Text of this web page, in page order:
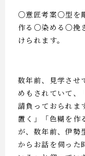
○意匠考案○型を
作る○染める○挽
けられます。
数年前、見学させ
めもされていて、
請負っておられま
置く」「色糊を作
が、数年前、伊勢
からお話を伺った